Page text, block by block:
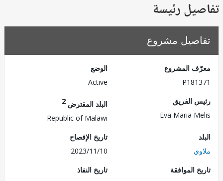
رئيسة
مشروع
المشروع
الفريق
Eva Maria
البلد المقترض
Republic of Malawi
تاريخ الإفصاح
2023/11/10
الموافقة
تاريخ النفاذ